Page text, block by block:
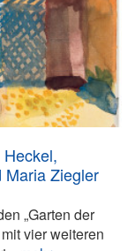
Maria Ziegler
„Garten der
vier weiteren